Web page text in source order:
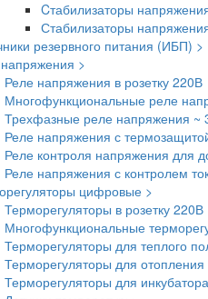
Cтабилизаторы
Стабилизаторы
резервного питания (ИБП) >
>
Реле напряжения в розетку 220В
Многофункциональные реле
Трехфазные реле напряжения ~
Реле напряжения с
Реле контроля напряжения для
Реле напряжения с контролем
цифровые >
Терморегуляторы в розетку 220В
Многофункциональные
Терморегуляторы для теплого
Терморегуляторы для отопления
Терморегуляторы для инкубатора